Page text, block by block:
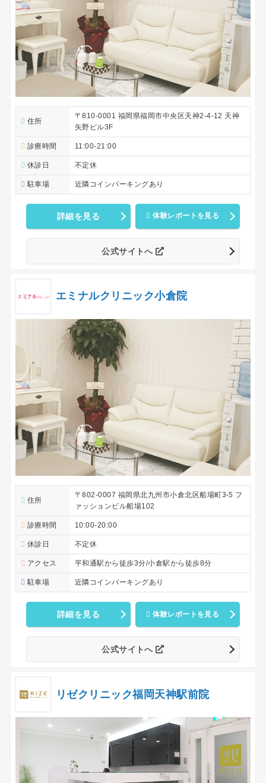
住所
〒810-0001 福岡県福岡市中央区天神2-4-12 天神
矢野ビル3F
診療時間 11:00-21:00
休診日 不定休
駐車場 近隣コインパーキングあり
詳細を見る 体験レポートを見る
公式サイトへ
エミナルクリニック小倉院
住所
〒802-0007 福岡県北九州市小倉北区船場町3-5 フ
ァッションビル船場102
診療時間 10:00-20:00
休診日 不定休
アクセス 平和通駅から徒歩3分/小倉駅から徒歩8分
駐車場 近隣コインパーキングあり
詳細を見る 体験レポートを見る
公式サイトへ
リゼクリニック福岡天神駅前院